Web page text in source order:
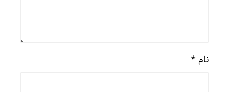
نام *